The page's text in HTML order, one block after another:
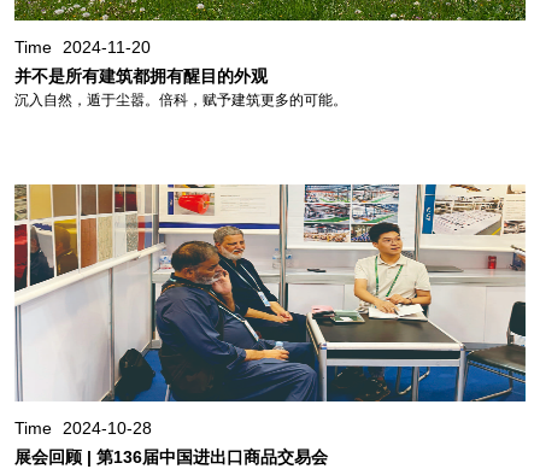
Time
2024-11-20
并不是所有建筑都拥有醒目的外观
沉入自然，遁于尘嚣。倍科，赋予建筑更多的可能。
Time
2024-10-28
展会回顾 | 第136届中国进出口商品交易会